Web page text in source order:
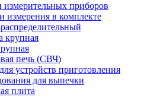
приборов
измерения в комплекте
печь (СВЧ)
устройств приготовления
для выпечки
плита